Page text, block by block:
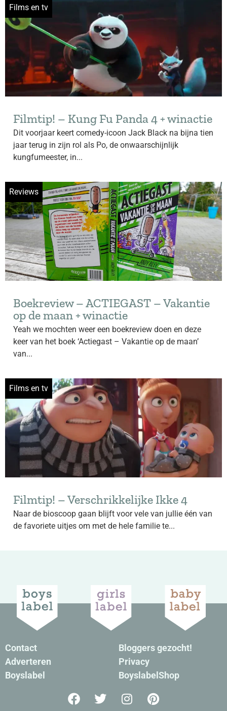
Films en tv
Filmtip! – Kung Fu Panda 4 + winactie
Dit voorjaar keert comedy-icoon Jack Black na bijna tien
jaar terug in zijn rol als Po, de onwaarschijnlijk
kungfumeester, in...
Reviews
Boekreview – ACTIEGAST – Vakantie
op de maan + winactie
Yeah we mochten weer een boekreview doen en deze
keer van het boek ‘Actiegast – Vakantie op de maan’
van...
Films en tv
Filmtip! – Verschrikkelijke Ikke 4
Naar de bioscoop gaan blijft voor vele van jullie één van
de favoriete uitjes om met de hele familie te...
Contact
Adverteren
Boyslabel
Bloggers gezocht!
Privacy
BoyslabelShop